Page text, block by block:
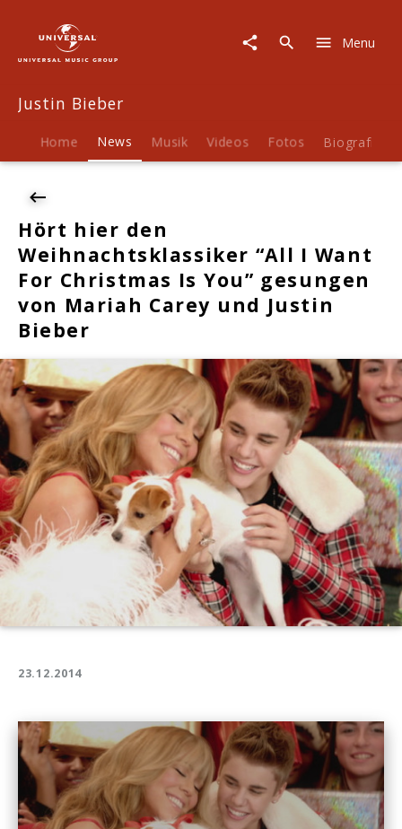
News
Hört
Weihnachtsklassiker
For
Christmas
You"
gesungen
von
Carey
und
Justin
Bieber
Menu
Justin Bieber
Home News Musik Videos Fotos Biografie
Hört hier den
Weihnachtsklassiker “All I Want
For Christmas Is You” gesungen
von Mariah Carey und Justin
Bieber
23.12.2014